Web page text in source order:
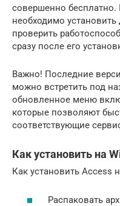
совершенно бесплатно.
необходимо установить
проверить
сразу после его
Важно! Последние
можно встретить под
обновленное меню
которые позволяют
соответствующие
Как установить на
Как установить Access
Распаковать